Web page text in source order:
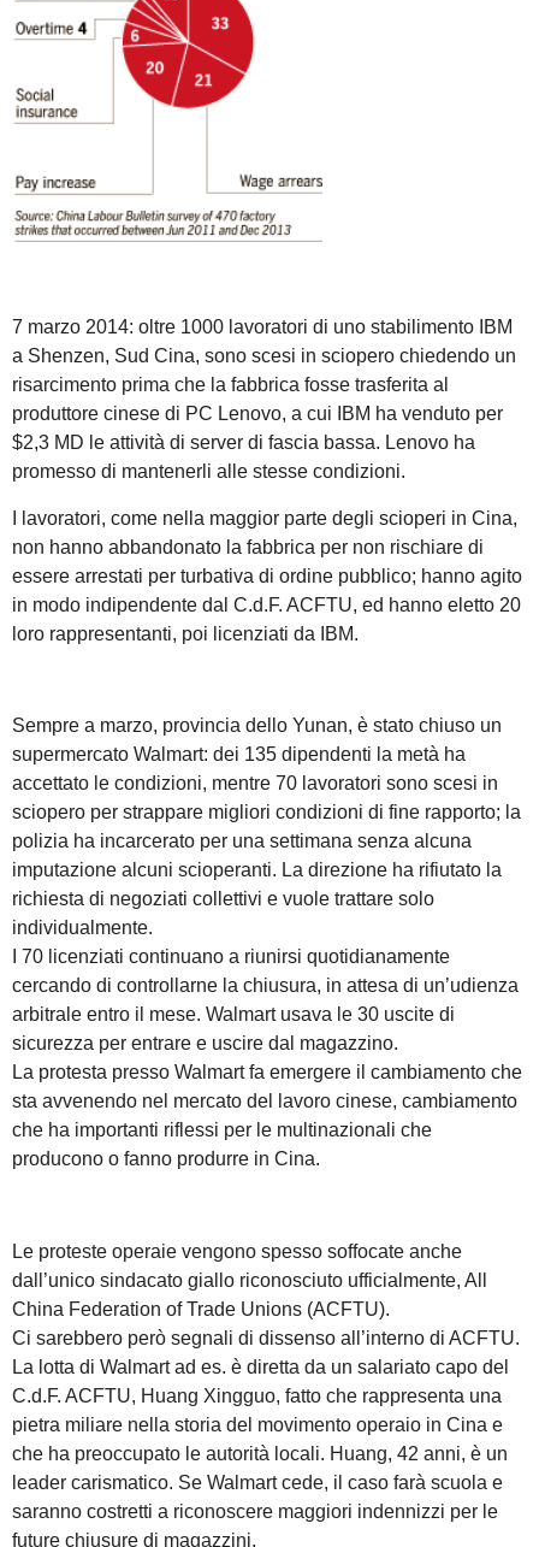
7 marzo 2014: oltre 1000 lavoratori di uno stabilimento IBM
a Shenzen, Sud Cina, sono scesi in sciopero chiedendo un
risarcimento prima che la fabbrica fosse trasferita al
produttore cinese di PC Lenovo, a cui IBM ha venduto per
$2,3 MD le attività di server di fascia bassa. Lenovo ha
promesso di mantenerli alle stesse condizioni.
I lavoratori, come nella maggior parte degli scioperi in Cina,
non hanno abbandonato la fabbrica per non rischiare di
essere arrestati per turbativa di ordine pubblico; hanno agito
in modo indipendente dal C.d.F. ACFTU, ed hanno eletto 20
loro rappresentanti, poi licenziati da IBM.
Sempre a marzo, provincia dello Yunan, è stato chiuso un
supermercato Walmart: dei 135 dipendenti la metà ha
accettato le condizioni, mentre 70 lavoratori sono scesi in
sciopero per strappare migliori condizioni di fine rapporto; la
polizia ha incarcerato per una settimana senza alcuna
imputazione alcuni scioperanti. La direzione ha rifiutato la
richiesta di negoziati collettivi e vuole trattare solo
individualmente.
I 70 licenziati continuano a riunirsi quotidianamente
cercando di controllarne la chiusura, in attesa di un’udienza
arbitrale entro il mese. Walmart usava le 30 uscite di
sicurezza per entrare e uscire dal magazzino.
La protesta presso Walmart fa emergere il cambiamento che
sta avvenendo nel mercato del lavoro cinese, cambiamento
che ha importanti riflessi per le multinazionali che
producono o fanno produrre in Cina.
Le proteste operaie vengono spesso soffocate anche
dall’unico sindacato giallo riconosciuto ufficialmente, All
China Federation of Trade Unions (ACFTU).
Ci sarebbero però segnali di dissenso all’interno di ACFTU.
La lotta di Walmart ad es. è diretta da un salariato capo del
C.d.F. ACFTU, Huang Xingguo, fatto che rappresenta una
pietra miliare nella storia del movimento operaio in Cina e
che ha preoccupato le autorità locali. Huang, 42 anni, è un
leader carismatico. Se Walmart cede, il caso farà scuola e
saranno costretti a riconoscere maggiori indennizzi per le
future chiusure di magazzini.